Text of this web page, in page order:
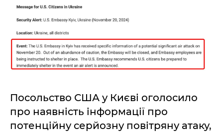
Посольство США у Києві оголосило
про наявність інформації про
потенційну серйозну повітряну атаку,